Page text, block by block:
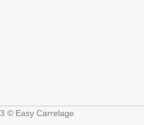
© Easy Carrelage